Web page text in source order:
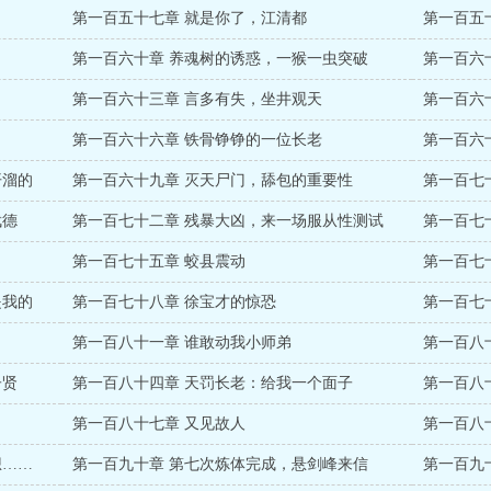
第一百五十七章 就是你了，江清都 第一百五
第一百六十章 养魂树的诱惑，一猴一虫突破 第一百六
第一百六十三章 言多有失，坐井观天 第一百六
第一百六十六章 铁骨铮铮的一位长老 第一百六
的 第一百六十九章 灭天尸门，舔包的重要性 第一百七
第一百七十二章 残暴大凶，来一场服从性测试 第一百七
第一百七十五章 蛟县震动 第一百七
的 第一百七十八章 徐宝才的惊恐 第一百七
第一百八十一章 谁敢动我小师弟 第一百八
第一百八十四章 天罚长老：给我一个面子 第一百八
第一百八十七章 又见故人 第一百八
…… 第一百九十章 第七次炼体完成，悬剑峰来信 第一百九